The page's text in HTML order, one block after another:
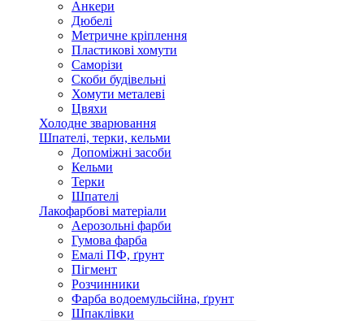
Анкери
Дюбелі
Метричне кріплення
Пластикові хомути
Саморізи
Скоби будівельні
Хомути металеві
Цвяхи
Холодне зварювання
Шпателі, терки, кельми
Допоміжні засоби
Кельми
Терки
Шпателі
Лакофарбові матеріали
Аерозольні фарби
Гумова фарба
Емалі ПФ, ґрунт
Пігмент
Розчинники
Фарба водоемульсійна, ґрунт
Шпаклівки